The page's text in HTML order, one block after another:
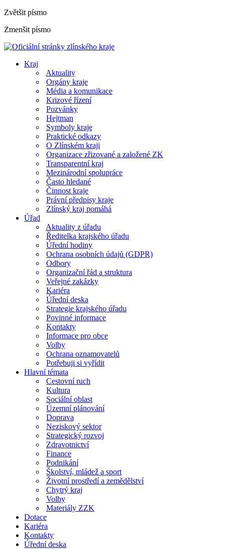
Zvětšit písmo
Zmenšit písmo
Kraj
Aktuality
Orgány kraje
Média a komunikace
Krizové řízení
Pozvánky
Hejtman
Symboly kraje
Praktické odkazy
O Zlínském kraji
Organizace zřizované a založené ZK
Transparentní kraj
Mezinárodní spolupráce
Často hledané
Činnost kraje
Právní předpisy kraje
Zlínský kraj pomáhá
Úřad
Aktuality z úřadu
Ředitelka krajského úřadu
Úřední hodiny
Ochrana osobních údajů (GDPR)
Odbory
Organizační řád a struktura
Veřejné zakázky
Kariéra
Úřední deska
Strategie krajského úřadu
Povinné informace
Kontakty
Informace pro obce
Volby
Ochrana oznamovatelů
Potřebuji si vyřídit
Hlavní témata
Cestovní ruch
Kultura
Sociální oblast
Územní plánování
Doprava
Neziskový sektor
Strategický rozvoj
Zdravotnictví
Finance
Podnikání
Školství, mládež a sport
Životní prostředí a zemědělství
Chytrý kraj
Volby
Materiály ZZK
Dotace
Kariéra
Kontakty
Úřední deska